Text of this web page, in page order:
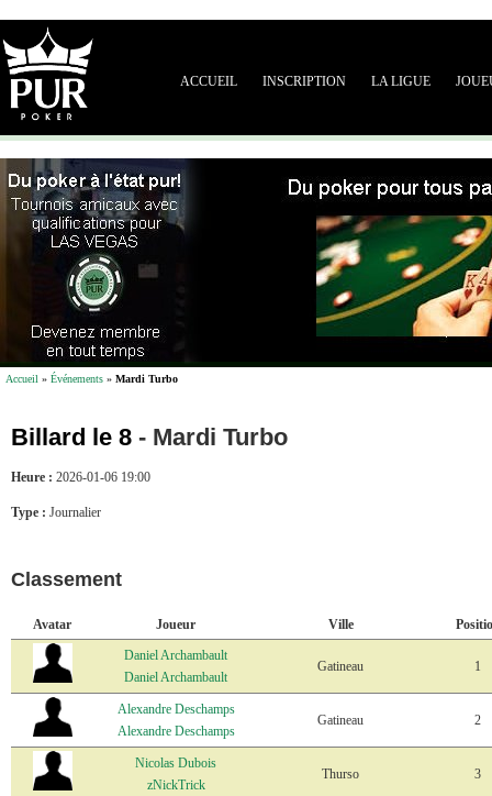
ACCUEIL INSCRIPTION LA LIGUE
Accueil » Événements » Mardi Turbo
Billard le 8 - Mardi Turbo
Heure : 2026-01-06 19:00
Type : Journalier
Classement
Avatar Joueur Ville
Daniel Archambault
Daniel Archambault
Gatineau 1
Alexandre Deschamps
Alexandre Deschamps
Gatineau 2
Nicolas Dubois
zNickTrick
Thurso 3